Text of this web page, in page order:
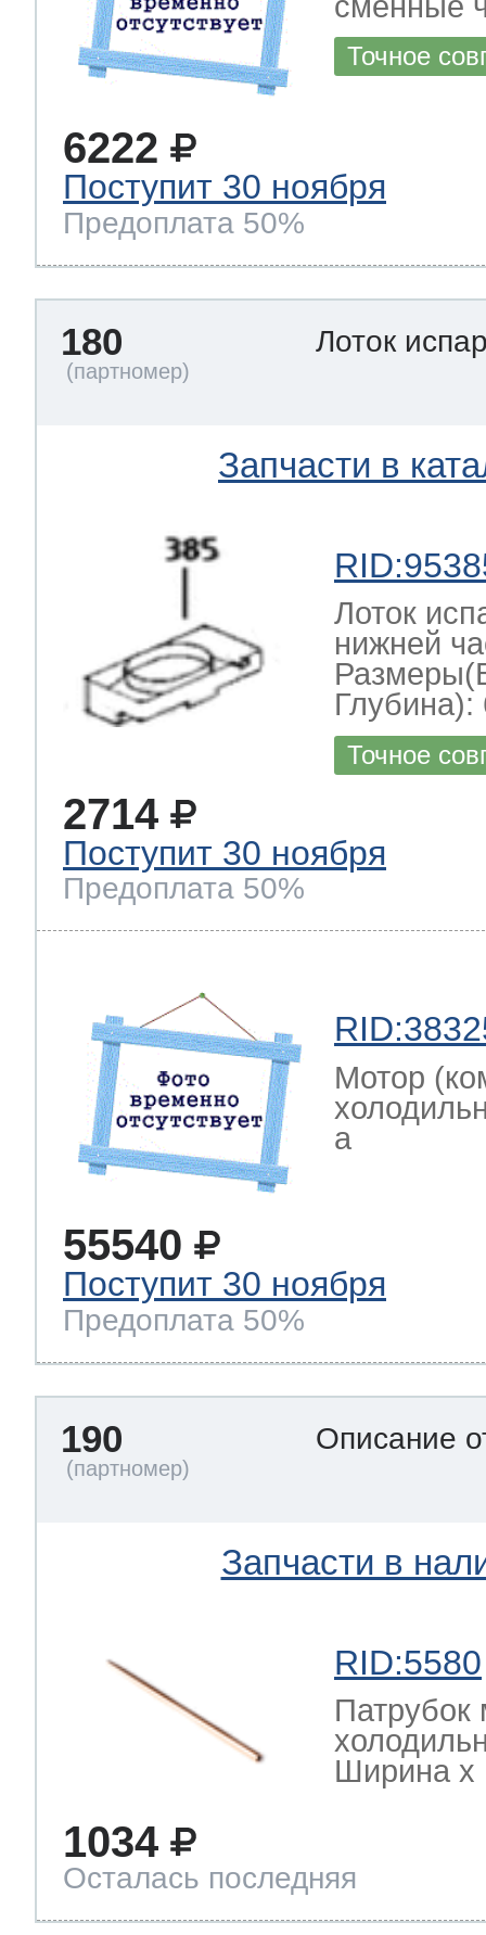
Точное
6222
Поступит 30 ноября
Предоплата 50%
180 Лоток
Запчасти в
Лоток
нижней
Глубина):
Точное
2714
Поступит 30 ноября
Предоплата 50%
Мотор
a
55540
Поступит 30 ноября
Предоплата 50%
190 Описание
Запчасти в
RID:5580
Патрубок
Ширина х
1034
Осталась последняя